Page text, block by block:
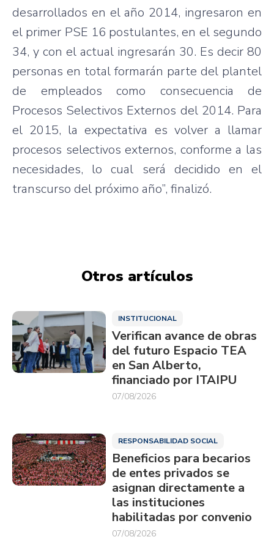
desarrollados en el año 2014, ingresaron en
el primer PSE 16 postulantes, en el segundo
34, y con el actual ingresarán 30. Es decir 80
personas en total formarán parte del plantel
de empleados como consecuencia de
Procesos Selectivos Externos del 2014. Para
el 2015, la expectativa es volver a llamar
procesos selectivos externos, conforme a las
necesidades, lo cual será decidido en el
transcurso del próximo año”, finalizó.
Otros artículos
INSTITUCIONAL
Verifican avance de obras
del futuro Espacio TEA
en San Alberto,
financiado por ITAIPU
07/08/2026
RESPONSABILIDAD SOCIAL
Beneficios para becarios
de entes privados se
asignan directamente a
las instituciones
habilitadas por convenio
07/08/2026